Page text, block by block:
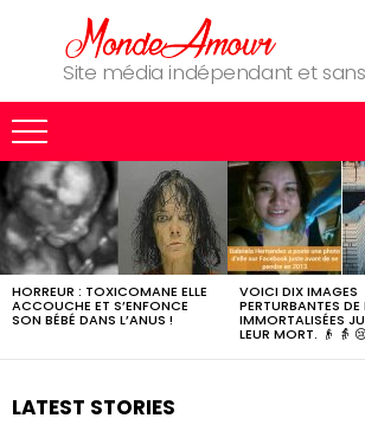
Site média indépendant et
MOST
SHARED
STORIES
HORREUR : TOXICOMANE ELLE
ACCOUCHE ET S’ENFONCE
SON BÉBÉ DANS L’ANUS !
VOICI DIX IMAGES
PERTURBANTES DE
IMMORTALISÉES
LEUR MORT. 👴 👵
LATEST STORIES